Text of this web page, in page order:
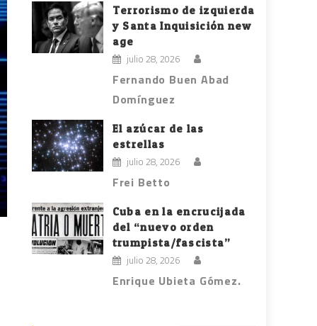
Terrorismo de izquierda
y Santa Inquisición new
age
julio 28, 2026
Fernando Buen Abad
Domínguez
El azúcar de las
estrellas
julio 28, 2026
Frei Betto
Cuba en la encrucijada
del “nuevo orden
trumpista/fascista”
julio 28, 2026
Enrique Ubieta Gómez.